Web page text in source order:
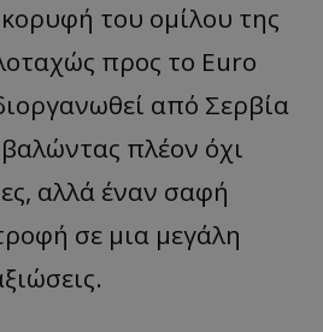
του ομίλου της
προς το Euro
από Σερβία
πλέον όχι
αλλά έναν σαφή
σε μια μεγάλη